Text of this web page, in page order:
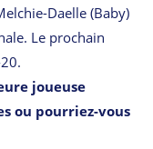
Daelle (Baby)
Le prochain
joueuse
ou pourriez-vous